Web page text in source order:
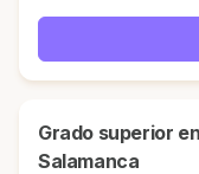
Grado superior en Comercio Internacional en
Salamanca